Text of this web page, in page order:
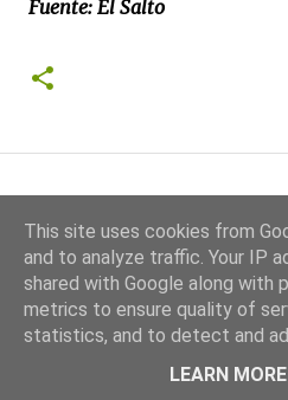
Fuente: El Salto
Entradas populares
This site uses cookies from
and to analyze traffic. Your IP
shared with Google along with
metrics to ensure quality of
statistics, and to detect and
LEARN MORE